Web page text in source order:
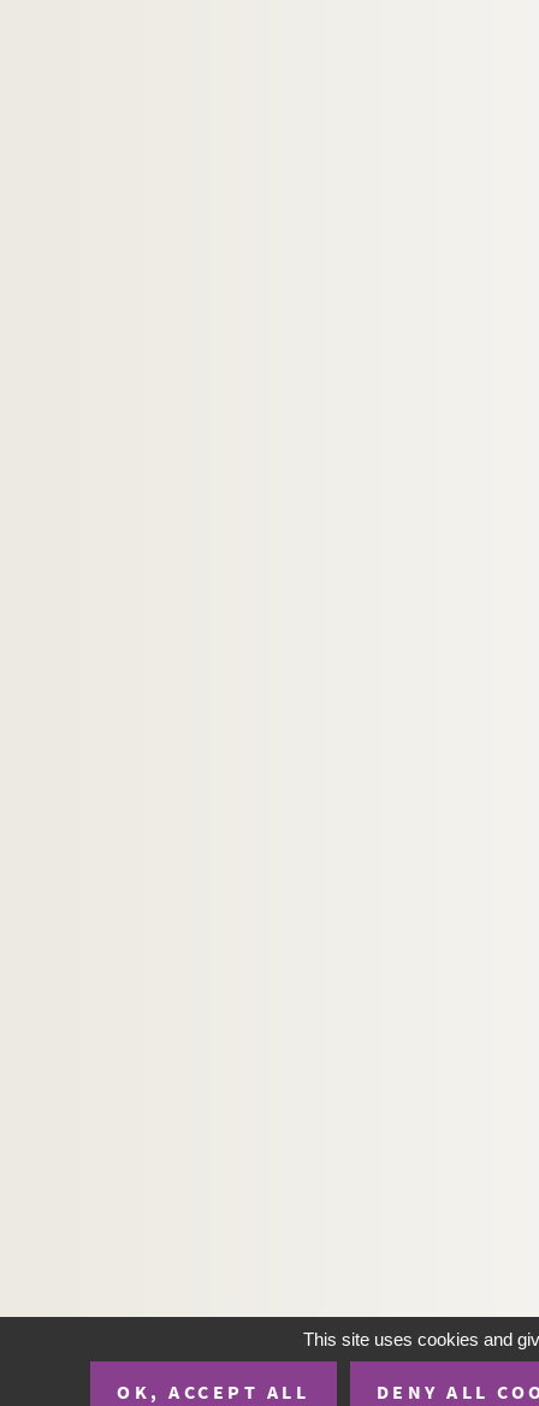
This site uses cookies and
OK, ACCEPT ALL DENY ALL